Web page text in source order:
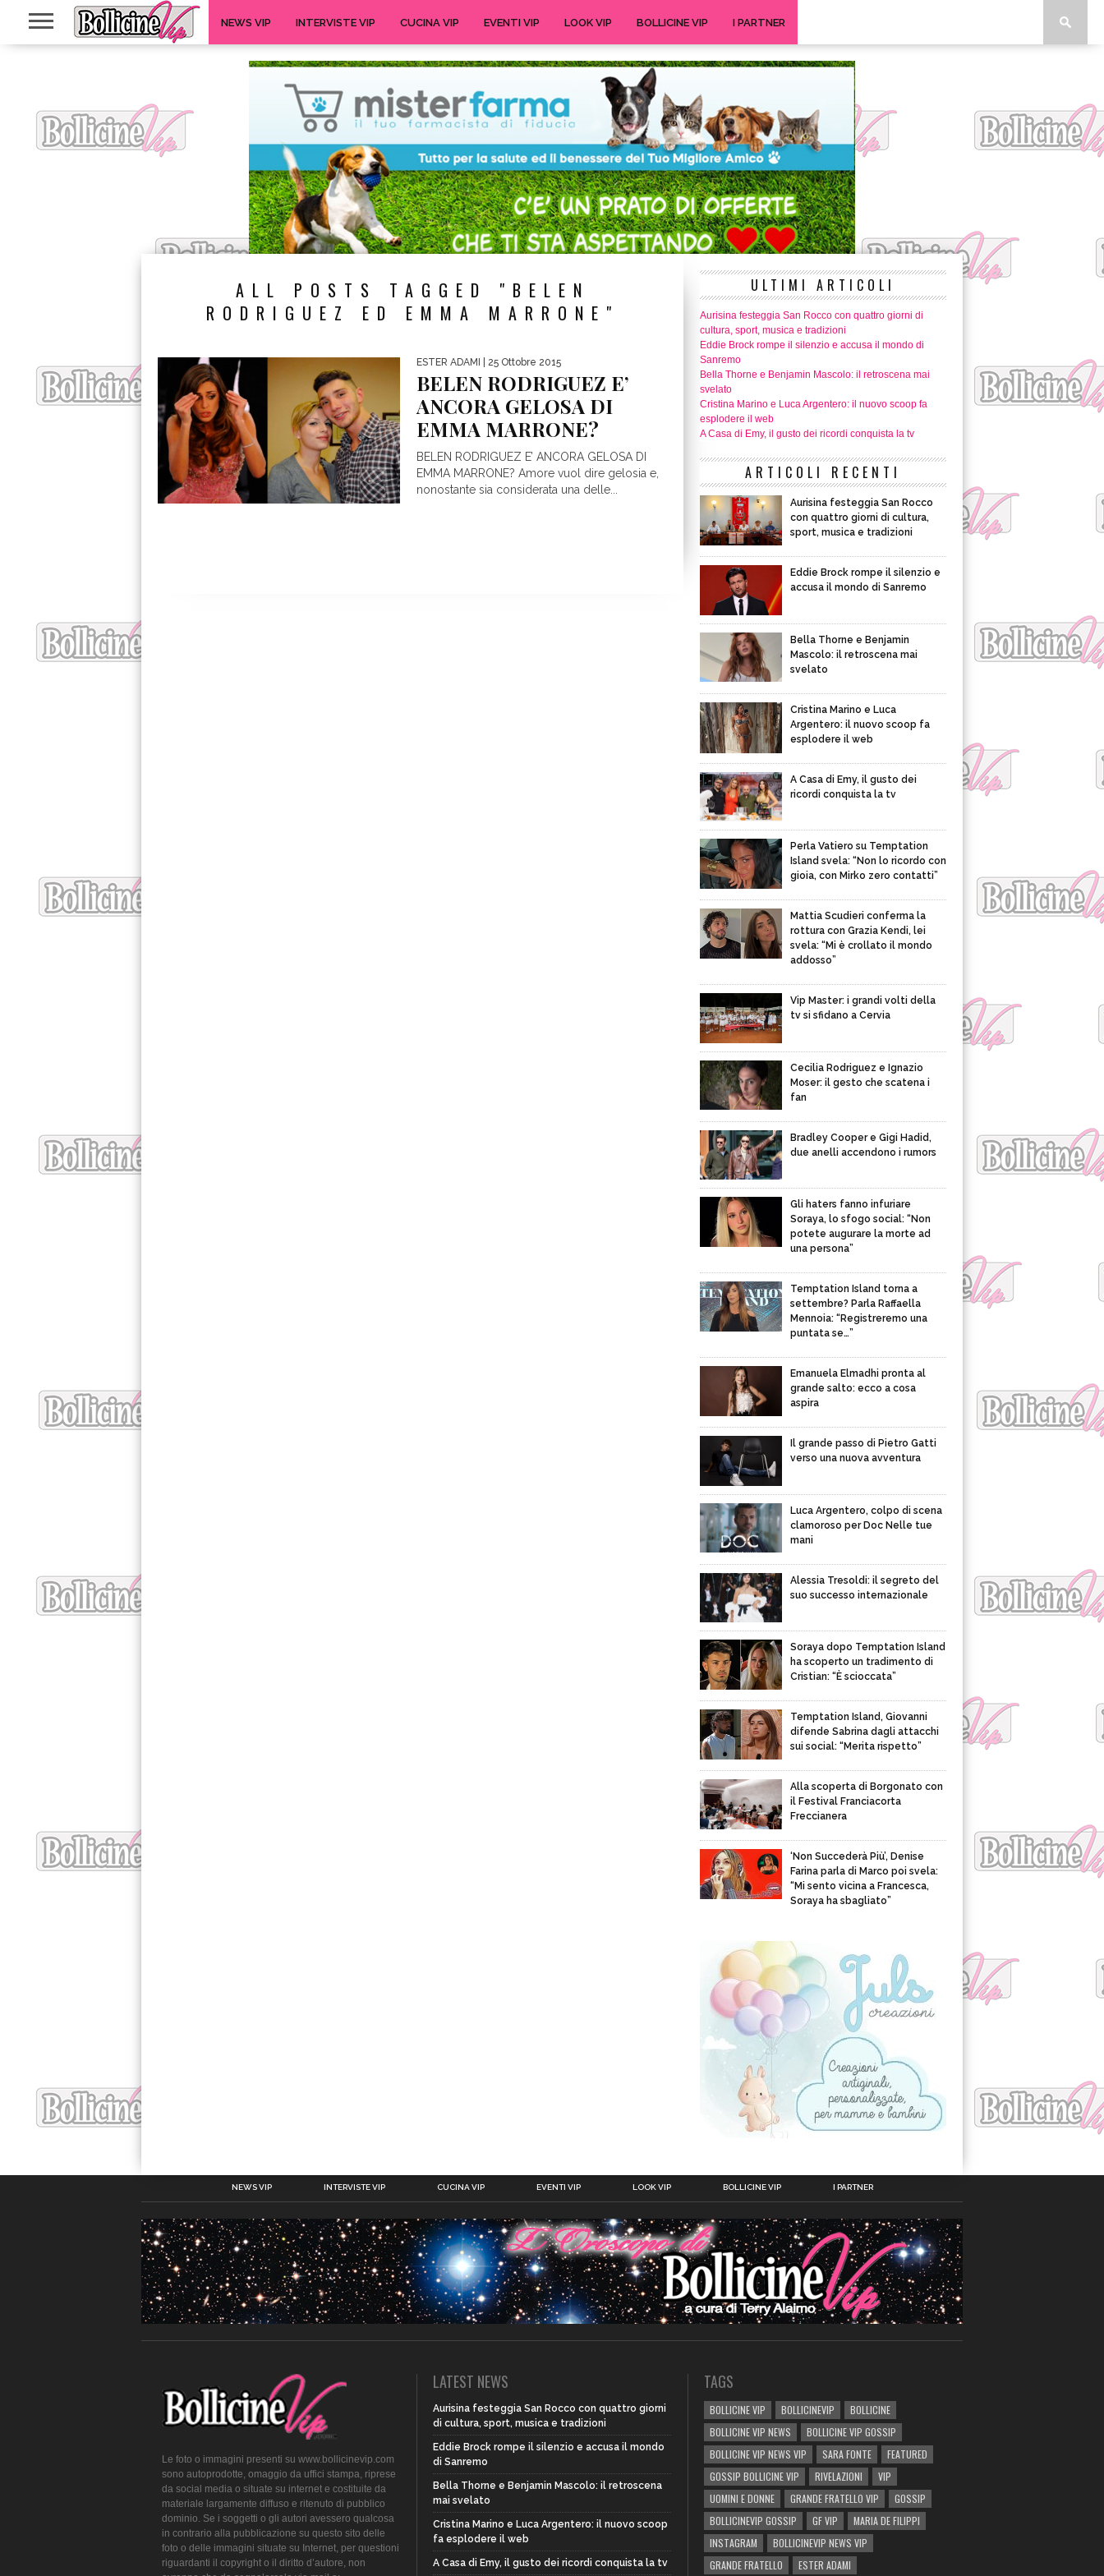
NEWS VIP INTERVISTE VIP CUCINA VIP EVENTI VIP LOOK VIP BOLLICINE VIP I PARTNER
ALL POSTS TAGGED "BELEN
RODRIGUEZ ED EMMA MARRONE"
ESTER ADAMI | 25 Ottobre 2015
BELEN RODRIGUEZ E’
ANCORA GELOSA DI
EMMA MARRONE?
BELEN RODRIGUEZ E’ ANCORA GELOSA DI
EMMA MARRONE? Amore vuol dire gelosia e,
nonostante sia considerata una delle...
ULTIMI ARTICOLI
Aurisina festeggia San Rocco con quattro giorni di
cultura, sport, musica e tradizioni
Eddie Brock rompe il silenzio e accusa il mondo di
Sanremo
Bella Thorne e Benjamin Mascolo: il retroscena mai
svelato
Cristina Marino e Luca Argentero: il nuovo scoop fa
esplodere il web
A Casa di Emy, il gusto dei ricordi conquista la tv
ARTICOLI RECENTI
Aurisina festeggia San Rocco
con quattro giorni di cultura,
sport, musica e tradizioni
Eddie Brock rompe il silenzio e
accusa il mondo di Sanremo
Bella Thorne e Benjamin
Mascolo: il retroscena mai
svelato
Cristina Marino e Luca
Argentero: il nuovo scoop fa
esplodere il web
A Casa di Emy, il gusto dei
ricordi conquista la tv
Perla Vatiero su Temptation
Island svela: “Non lo ricordo con
gioia, con Mirko zero contatti”
Mattia Scudieri conferma la
rottura con Grazia Kendi, lei
svela: “Mi è crollato il mondo
addosso”
Vip Master: i grandi volti della
tv si sfidano a Cervia
Cecilia Rodriguez e Ignazio
Moser: il gesto che scatena i
fan
Bradley Cooper e Gigi Hadid,
due anelli accendono i rumors
Gli haters fanno infuriare
Soraya, lo sfogo social: “Non
potete augurare la morte ad
una persona”
Temptation Island torna a
settembre? Parla Raffaella
Mennoia: “Registreremo una
puntata se…”
Emanuela Elmadhi pronta al
grande salto: ecco a cosa
aspira
Il grande passo di Pietro Gatti
verso una nuova avventura
Luca Argentero, colpo di scena
clamoroso per Doc Nelle tue
mani
Alessia Tresoldi: il segreto del
suo successo internazionale
Soraya dopo Temptation Island
ha scoperto un tradimento di
Cristian: “È scioccata”
Temptation Island, Giovanni
difende Sabrina dagli attacchi
sui social: “Merita rispetto”
Alla scoperta di Borgonato con
il Festival Franciacorta
Freccianera
‘Non Succederà Più’, Denise
Farina parla di Marco poi svela:
“Mi sento vicina a Francesca,
Soraya ha sbagliato”
NEWS VIP INTERVISTE VIP CUCINA VIP EVENTI VIP LOOK VIP BOLLICINE VIP I PARTNER
Le foto o immagini presenti su www.bollicinevip.com
sono autoprodotte, omaggio da uffici stampa, riprese
da social media o situate su internet e costituite da
materiale largamente diffuso e ritenuto di pubblico
dominio. Se i soggetti o gli autori avessero qualcosa
in contrario alla pubblicazione su questo sito delle
foto o delle immagini situate su Internet, per questioni
riguardanti il copyright o il diritto d’autore, non
LATEST NEWS
Aurisina festeggia San Rocco con quattro giorni
di cultura, sport, musica e tradizioni
Eddie Brock rompe il silenzio e accusa il mondo
di Sanremo
Bella Thorne e Benjamin Mascolo: il retroscena
mai svelato
Cristina Marino e Luca Argentero: il nuovo scoop
fa esplodere il web
A Casa di Emy, il gusto dei ricordi conquista la tv
TAGS
BOLLICINE VIP BOLLICINEVIP
BOLLICINE
BOLLICINE VIP NEWS
BOLLICINE VIP GOSSIP
BOLLICINE VIP NEWS VIP
SARA FONTE
FEATURED
GOSSIP BOLLICINE VIP
RIVELAZIONI
VIP
UOMINI E DONNE
GRANDE FRATELLO VIP
GOSSIP
BOLLICINEVIP GOSSIP
GF VIP
MARIA DE FILIPPI
INSTAGRAM
BOLLICINEVIP NEWS VIP
GRANDE FRATELLO
ESTER ADAMI